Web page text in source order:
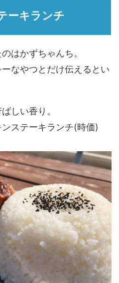
ーキランチ
はかずちゃんち。
なやつとだけ伝えるとい
しい香り。
ステーキランチ(時価)